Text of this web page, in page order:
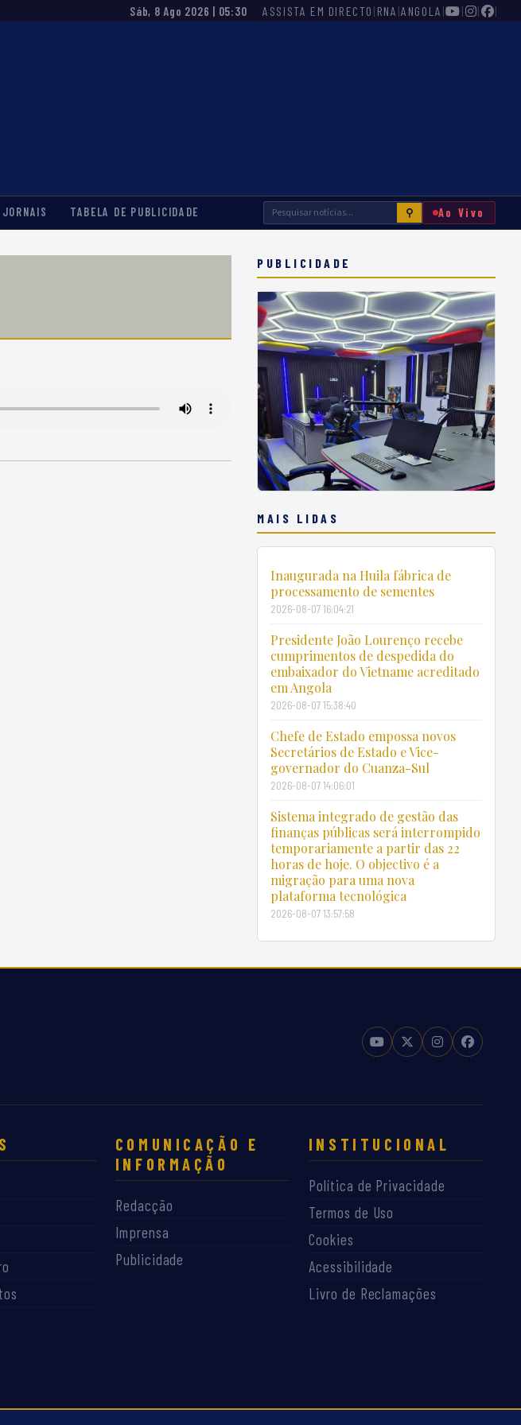
Sáb, 8 Ago 2026 | 05:30 ASSISTA EM DIRECTO | RNA |ANGOLA | | | |
JORNAIS TABELA DE PUBLICIDADE ⚲ Ao Vivo
PUBLICIDADE
MAIS LIDAS
Inaugurada na Huila fábrica de
processamento de sementes
2026-08-07 16:04:21
Presidente João Lourenço recebe
cumprimentos de despedida do
embaixador do Vietname acreditado
em Angola
2026-08-07 15:38:40
Chefe de Estado empossa novos
Secretários de Estado e Vice-
governador do Cuanza-Sul
2026-08-07 14:06:01
Sistema integrado de gestão das
finanças públicas será interrompido
temporariamente a partir das 22
horas de hoje. O objectivo é a
migração para uma nova
plataforma tecnológica
2026-08-07 13:57:58
COMUNICAÇÃO E
INFORMAÇÃO
Redacção
Imprensa
Publicidade
INSTITUCIONAL
Política de Privacidade
Termos de Uso
Cookies
Acessibilidade
Livro de Reclamações